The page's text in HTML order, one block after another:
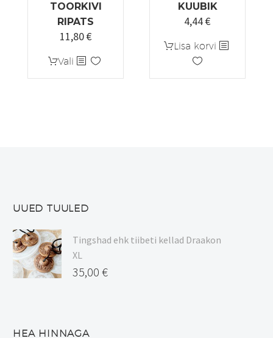
TOORKIVI
RIPATS
11,80€
Vali Sellel
tootel
KUUBIK
4,44€
Lisa korvi
UUED TUULED
Tingshad ehk tiibeti kellad Draakon
XL
35,00 €
HEA HINNAGA